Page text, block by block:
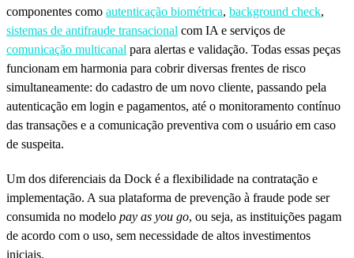
componentes como autenticação biométrica, background check,
sistemas de antifraude transacional com IA e serviços de
comunicação multicanal para alertas e validação. Todas essas peças
funcionam em harmonia para cobrir diversas frentes de risco
simultaneamente: do cadastro de um novo cliente, passando pela
autenticação em login e pagamentos, até o monitoramento contínuo
das transações e a comunicação preventiva com o usuário em caso
de suspeita.
Um dos diferenciais da Dock é a flexibilidade na contratação e
implementação. A sua plataforma de prevenção à fraude pode ser
consumida no modelo pay as you go, ou seja, as instituições pagam
de acordo com o uso, sem necessidade de altos investimentos
iniciais.